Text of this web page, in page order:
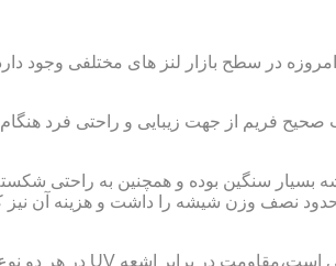
در سطح بازار لنز های مختلفی وجود
صحیح فریم از جهت زیبایی و راحتی فرد
نصف وزن شیشه را داشت و هزینه آن نیز